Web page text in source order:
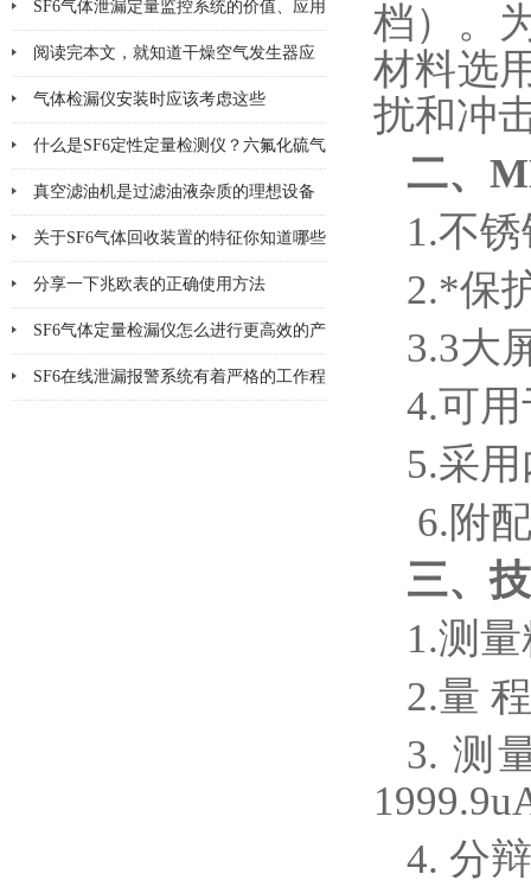
SF6气体泄漏定量监控系统的价值、应用
及未来发展趋势
阅读完本文，就知道干燥空气发生器应
该注意哪几点小问题
气体检漏仪安装时应该考虑这些
什么是SF6定性定量检测仪？六氟化硫气
体检测设备
真空滤油机是过滤油液杂质的理想设备
关于SF6气体回收装置的特征你知道哪些
分享一下兆欧表的正确使用方法
SF6气体定量检漏仪怎么进行更高效的产
品检漏?
SF6在线泄漏报警系统有着严格的工作程
档）。
材料选
扰和冲
二、
1.不
2.*保
3.3大
4.可
5.采
6.附
三、
1.测
2.量
3. 测
4. 分